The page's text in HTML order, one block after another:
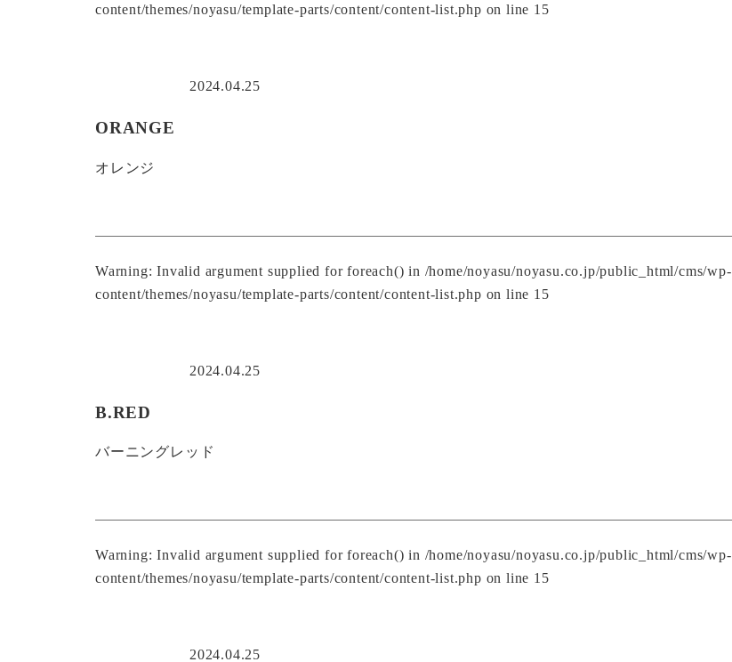
content/themes/noyasu/template-parts/content/content-list.php on line 15
2024.04.25
ORANGE
オレンジ
Warning: Invalid argument supplied for foreach() in /home/noyasu/noyasu.co.jp/public_html/cms/wp-
content/themes/noyasu/template-parts/content/content-list.php on line 15
2024.04.25
B.RED
バーニングレッド
Warning: Invalid argument supplied for foreach() in /home/noyasu/noyasu.co.jp/public_html/cms/wp-
content/themes/noyasu/template-parts/content/content-list.php on line 15
2024.04.25